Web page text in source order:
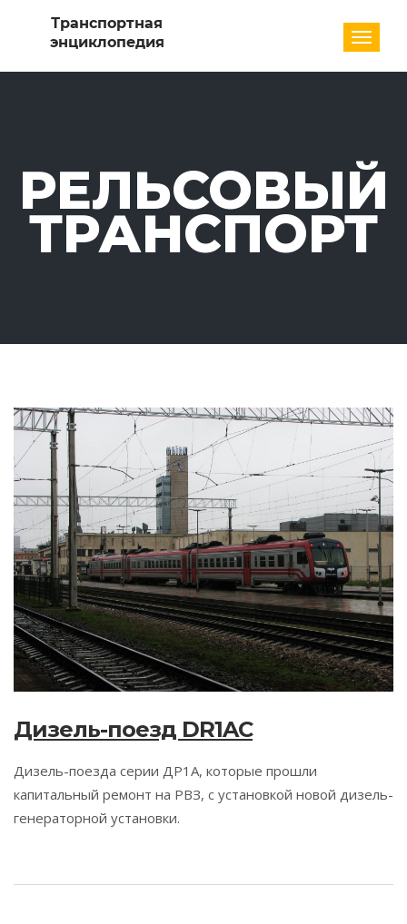
РЕЛЬСОВЫЙ
ТРАНСПОРТ
Дизель-поезд DR1AC
Дизель-поезда серии ДР1А, которые прошли
капитальный ремонт на РВЗ, с установкой новой дизель-
генераторной установки.